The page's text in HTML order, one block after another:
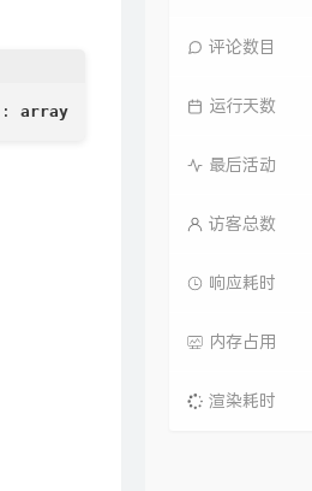
array
评论数目
运行天数
最后活动
访客总数
响应耗时
内存占用
渲染耗时